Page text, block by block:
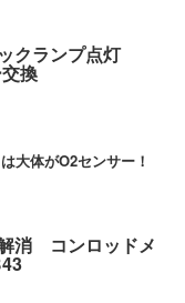
クランプ点灯
換
大体がO2センサー！
消 コンロッドメ